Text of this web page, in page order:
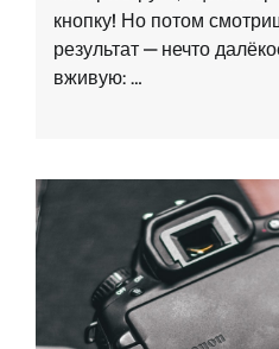
кнопку! Но потом
результат — нечто
вживую: …